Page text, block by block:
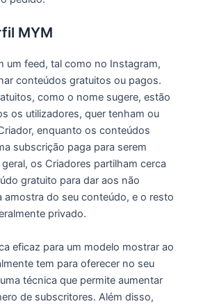
MYM
um feed, tal como no Instagram,
conteúdos gratuitos ou pagos.
como o nome sugere, estão
os utilizadores, quer tenham ou
enquanto os conteúdos
subscrição paga para serem
os Criadores partilham cerca
gratuito para dar aos não
amostra do seu conteúdo, e o resto
privado.
eficaz para um modelo mostrar ao
tem para oferecer no seu
técnica que permite aumentar
de subscritores. Além disso,